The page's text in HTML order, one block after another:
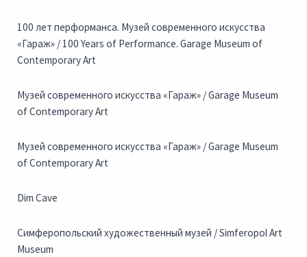
100 лет перформанса. Музей современного искусства
«Гараж» / 100 Years of Performance. Garage Museum of
Contemporary Art
Музей современного искусства «Гараж» / Garage Museum
of Contemporary Art
Музей современного искусства «Гараж» / Garage Museum
of Contemporary Art
Dim Cave
Симферопольский художественный музей / Simferopol Art
Museum